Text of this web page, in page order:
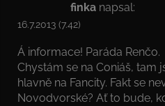
finka napsal:
16.7.2013 (7.42)
Á informace! Paráda Renčo.
Chystám se na Coniáš, tam
hlavně na Fancity. Fakt se
Novodvorské? Ať to bude,